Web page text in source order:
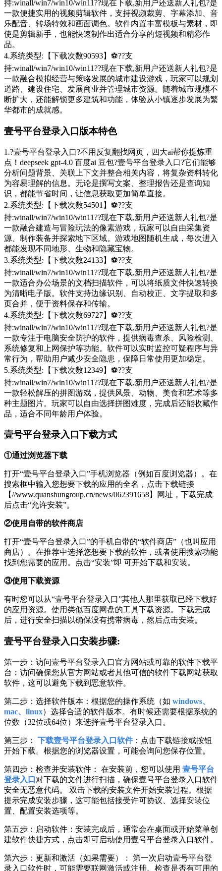
持:winall/win7/win10/win11??现在下载,新用户还送新人礼包?是
一款便捷实用的视频剪辑软件，支持视频裁剪、字幕添加、音
乐配音、转场特效和画面调色。软件内置丰富模板与素材，即
使是剪辑新手，也能快速制作出适合分享的短视频和精彩作
品。
4.系统类型:【下载次数90593】⚽??支
持:winall/win7/win10/win11??现在下载,新用户还送新人礼包?是
一款融合模拟经营与策略发展的城市建设游戏，玩家可以规划
道路、建设住宅、发展商业并管理城市资源。随着城市规模不
断扩大，还能解锁更多建筑和功能，体验从小镇逐步发展为繁
华都市的成就感。
壹号平台登录入口版本特色
1.?壹号平台登录入口?不用反复翻找网页，四大ai帮你提炼重
点！deepseek gpt-4.0 百度ai 豆包?壹号平台登录入口?它们能够
分析问题背景、关联上下文并整合相关内容，将复杂资料转化
为容易理解的信息。无论是撰写文案、整理报告还是查询知
识，都能节省时间，让信息获取更加简单直接。
2.系统类型:【下载次数54501】⚽??支
持:winall/win7/win10/win11??现在下载,新用户还送新人礼包?是
一款融合建造与冒险玩法的像素游戏，玩家可以自由采集资
源、制作装备并探索地下区域。游戏地图随机生成，每次进入
都能发现不同地形、生物和隐藏宝物。
3.系统类型:【下载次数24133】⚽??支
持:winall/win7/win10/win11??现在下载,新用户还送新人礼包?是
一款适合办公场景的文档扫描软件，可以将纸质文件快速转换
为清晰电子版。软件支持边缘识别、自动校正、文字提取和多
页合并，便于资料保存和传输。
4.系统类型:【下载次数69727】⚽??支
持:winall/win7/win10/win11??现在下载,新用户还送新人礼包?是
一款专注于电脑安全防护的软件，提供病毒查杀、风险检测、
系统修复和上网保护等功能。软件可以实时监控可疑程序与异
常行为，帮助用户减少安全隐患，保障日常使用更加稳定。
5.系统类型:【下载次数12349】⚽??支
持:winall/win7/win10/win11??现在下载,新用户还送新人礼包?是
一款轻松解压的拼图游戏，提供风景、动物、美食和艺术等多
种主题图片。玩家可以自由选择拼图难度，完成后还能收藏作
品，适合不同年龄用户体验。
壹号平台登录入口下载方式
①通过浏览器下载
打开“壹号平台登录入口”手机浏览器（例如百度浏览器）。在
搜索框中输入您想要下载的应用的全名，点击下载链接
【//www.quanshungroup.cn/news/062391658】网址，下载完成
后点击“允许安装”。
②使用自带的软件商店
打开“壹号平台登录入口”的手机自带的“软件商店”（也叫应用
商店）。在推荐中选择您想要下载的软件，或者使用搜索功能
找到您需要的应用。点击“安装”即 可开始下载和安装。
③使用下载资源
有时您可以从“壹号平台登录入口”其他人那里获取已经下载好
的应用资源。使用类似百度网盘的工具下载资源。下载完成
后，进行安全扫描以确保没有携带病毒，然后点击安装。
壹号平台登录入口安装步骤:
第一步：访问壹号平台登录入口官方网站或可靠的软件下载平
台：访问确保您从官方网站或者其他可信的软件下载网站获取
软件，这可以避免下载到恶意软件。
第二步：选择软件版本：根据您的操作系统（如 windows、
mac、linux）选择合适的软件版本。有时候还需要根据系统的
位数（32位或64位）来选择壹号平台登录入口。
第三步： 下载壹号平台登录入口软件：点击下载链接或按钮
开始下载。根据您的浏览器设置，可能会询问您保存位置。
第四步：检查并安装软件： 在安装前，您可以使用 壹号平台
登录入口 对下载的文件进行扫描，确保壹号平台登录入口软件
安全无恶意代码。 双击下载的安装文件开始安装过程。根据
提示完成安装步骤，这可能包括接受许可协议、选择安装位
置、配置安装选项等。
第五步：启动软件：安装完成后，通常会在桌面或开始菜单创
建软件快捷方式，点击即可启动使用壹号平台登录入口软件。
第六步：更新和激活（如果需要）： 第一次启动壹号平台登
录入口软件时，可能需要联网激活或注册。检查是否有可用的